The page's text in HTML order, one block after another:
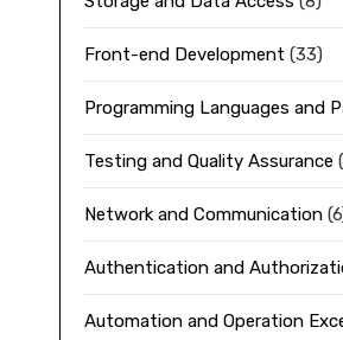
Front-end Development (33)
Programming Languages and
Testing and Quality Assurance
Network and Communication
Authentication and
Automation and Operation